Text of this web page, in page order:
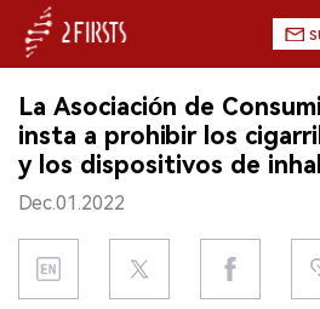
INICIO
EMPRESA
PRODUCTO
REGULACIÓN
La Asociación de
insta a prohibir los
y los dispositivos de
Dec.01.2022